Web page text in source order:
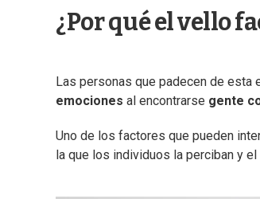
¿Por qué el vello
Las personas que padecen de
emociones al encontrarse gente
Uno de los factores que pueden
la que los individuos la perciban y